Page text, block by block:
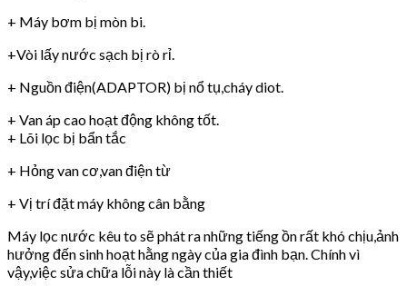
+ Máy bơm bị mòn bi.
+Vòi lấy nước sạch bị rò rỉ.
+ Nguồn điện(ADAPTOR) bị nổ tụ,cháy diot.
+ Van áp cao hoạt động không tốt.
+ Lõi lọc bị bẩn tắc
+ Hỏng van cơ,van điện từ
+ Vị trí đặt máy không cân bằng
Máy lọc nước kêu to sẽ phát ra những tiếng ồn rất khó chịu,ảnh
hưởng đến sinh hoạt hằng ngày của gia đình bạn. Chính vì
vậy,việc sửa chữa lỗi này là cần thiết